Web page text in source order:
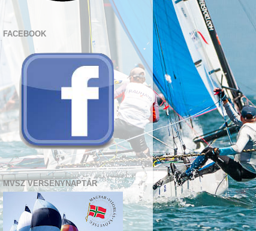
FACEBOOK
MVSZ VERSENYNAPTÁR